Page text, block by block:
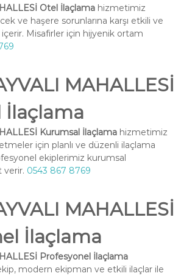
Otel İlaçlamahizmetimiz
ve haşere sorunlarına karşı etkili ve
Misafirler için hijyenik ortam
MAHALLESİ
İlaçlama
Kurumsal İlaçlamahizmetimiz
için planlı ve düzenli ilaçlama
ekiplerimiz kurumsal
verir. 0543 867 8769
MAHALLESİ
İlaçlama
Profesyonel İlaçlama
modern ekipman ve etkili ilaçlar ile